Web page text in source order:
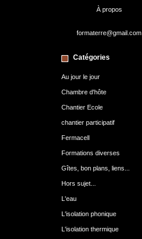
À propos
formaterre@gmail.com
Catégories
Au jour le jour
Chambre d'hôte
Chantier Ecole
chantier participatif
Fermacell
Formations diverses
Gîtes, bon plans, liens...
Hors sujet...
L'eau
L'isolation phonique
L'isolation thermique